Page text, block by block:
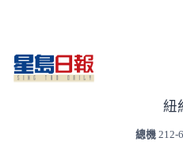
紐
總機212-